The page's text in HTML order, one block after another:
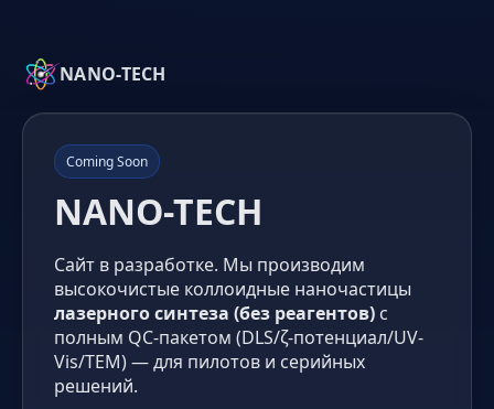
NANO-TECH
Coming Soon
NANO-TECH
Сайт в разработке. Мы производим
высокочистые коллоидные наночастицы
лазерного синтеза (без реагентов) с
полным QC-пакетом (DLS/ζ-потенциал/UV-
Vis/TEM) — для пилотов и серийных
решений.